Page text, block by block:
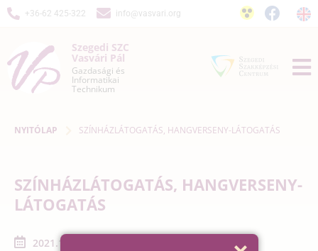
+36-62 425-322 info@vasvari.org
Szegedi SZC
Vasvári Pál
Gazdasági és
Informatikai
Technikum
NYITÓLAP SZÍNHÁZLÁTOGATÁS, HANGVERSENY-LÁTOGATÁS
SZÍNHÁZLÁTOGATÁS, HANGVERSENY-
LÁTOGATÁS
2021.10.01. - 2021.10.31.